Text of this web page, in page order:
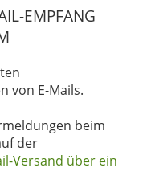
EMPFANG
von E-Mails.
beim
der
Versand über ein